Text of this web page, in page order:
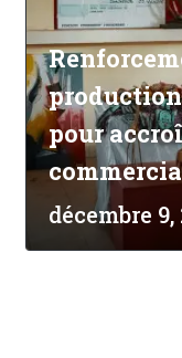
pour
décembre 9,